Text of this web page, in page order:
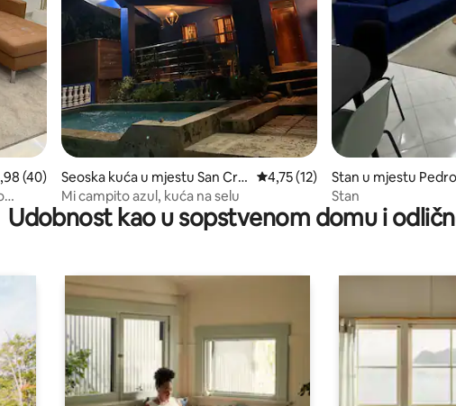
ocjena 4,98 od 5, recenzija: 40
(40)
Seoska kuća u mjestu San Cris
tóbal
prosječna ocjena 4,75 od 5,
4,75 (12)
Mi campito azul, kuća na selu
Stan u mjestu
Stan
Udobnost kao u sopstvenom domu i